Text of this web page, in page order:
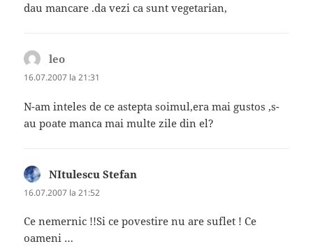
dau mancare .da vezi ca sunt vegetarian,
leo
16.07.2007 la 21:31
N-am inteles de ce astepta soimul,era mai gustos ,s-
au poate manca mai multe zile din el?
NItulescu Stefan
16.07.2007 la 21:52
Ce nemernic !!Si ce povestire nu are suflet ! Ce
oameni …